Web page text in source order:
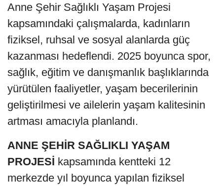
Anne Şehir Sağlıklı Yaşam Projesi
kapsamındaki çalışmalarda, kadınların
fiziksel, ruhsal ve sosyal alanlarda güç
kazanması hedeflendi. 2025 boyunca spor,
sağlık, eğitim ve danışmanlık başlıklarında
yürütülen faaliyetler, yaşam becerilerinin
geliştirilmesi ve ailelerin yaşam kalitesinin
artması amacıyla planlandı.
ANNE ŞEHİR SAĞLIKLI YAŞAM
PROJESİ kapsamında kentteki 12
merkezde yıl boyunca yapılan fiziksel